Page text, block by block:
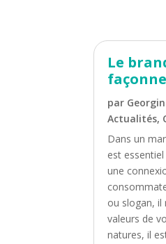
Le
par
Actualités,
Dans un
est
une
ou slogan, il
valeurs de
natures, il